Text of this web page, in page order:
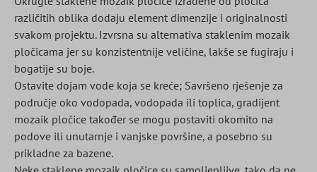
različitih oblika dodaju element dimenzije i originalnosti
svakom projektu. Izvrsna su alternativa staklenim mozaik
pločicama jer su konzistentnije veličine, lakše se fugiraju i
bogatije su boje.
Ostavite dojam vode koja se kreće; Savršeno rješenje za
područje oko vodopada, vodopada ili toplica, gradijent
mozaik pločice također se mogu postaviti okomito na
podove ili unutarnje i vanjske površine, a posebno su
prikladne za bazene.